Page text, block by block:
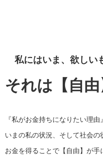
私にはいま、欲しい
それは【自由
『私がお金持ちになりたい理由
いまの私の状況、そして社会の
お金を得ることで【自由】が